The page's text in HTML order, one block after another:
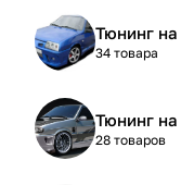
34 товара
28 товаров